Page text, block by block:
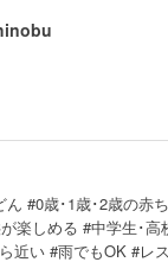
#0歳･1歳･2歳の赤
楽しめる #中学生･
近い #雨でもOK #レ